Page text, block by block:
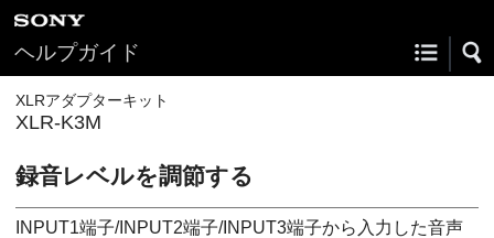
ヘルプガイド
XLRアダプターキット
XLR-K3M
録音レベルを調節する
INPUT1端子/INPUT2端子/INPUT3端子から入力した音声